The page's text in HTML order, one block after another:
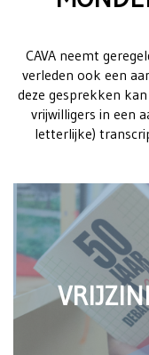
CAVA neemt
verleden ook een
deze gesprekken
vrijwilligers in een
letterlijke)